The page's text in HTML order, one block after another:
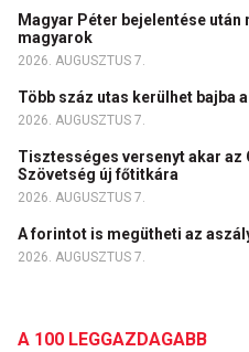
Magyar Péter bejelentése
magyarok
2026. AUGUSZTUS 7.
Több száz utas kerülhet bajba
2026. AUGUSZTUS 7.
Tisztességes versenyt akar
Szövetség új főtitkára
2026. AUGUSZTUS 7.
A forintot is megütheti az
2026. AUGUSZTUS 7.
A 100 LEGGAZDAGABB